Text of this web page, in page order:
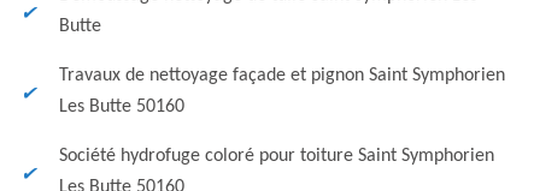
Butte
Travaux de nettoyage façade et pignon Saint Symphorien
Les Butte 50160
Société hydrofuge coloré pour toiture Saint Symphorien